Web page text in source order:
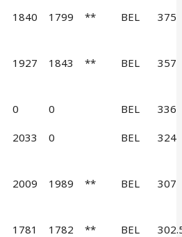
1840 1799 ** BEL 375
1927 1843 ** BEL 357
0 0 BEL 336
2033 0 BEL 324
2009 1989 ** BEL 307
1781 1782 ** BEL